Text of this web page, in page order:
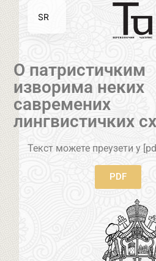
О патристичким
изворима неких
савремених
лингвистичких
Текст можете преузети у
PDF
SR
EN